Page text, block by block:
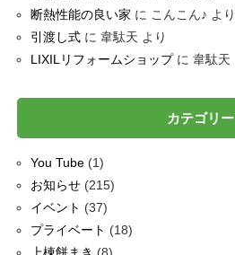
断熱性能の良い家 に こんこん♪ より
引渡し式に 韋駄天 より
LIXILリフォームショップに 韋駄天
カテゴリー
You Tube(1)
お知らせ(215)
イベント (37)
プライベート (18)